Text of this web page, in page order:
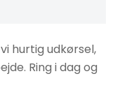
hurtig udkørsel,
Ring i dag og